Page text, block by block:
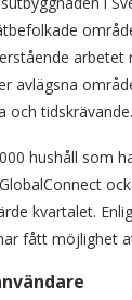
arbetet
avlägsna
och tidskrävande.
hushåll som
kvartalet.
fått möjlighet